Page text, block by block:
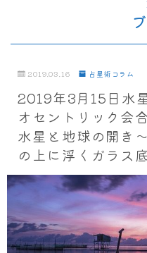
2019.03.16 占星術コラム
2019年3月15日水
オセントリック会
水星と地球の開き
の上に浮くガラス